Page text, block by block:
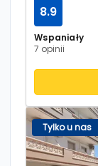
Wspaniały
7 opinii
8.9
Tylko u nas